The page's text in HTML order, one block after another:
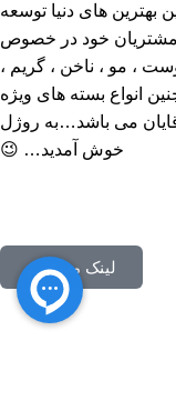
بهترین های دنیا توسعه
مشتریان خود در خصوص
، مو ، ناخن ، گریم ،
انواع بسته های ویژه
می باشد…به روژل
خوش آمدید… 😉
لینک مستقیم